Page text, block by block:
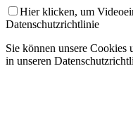
Hier klicken, um
Datenschutzrichtlinie
Sie können unsere Cookies
in unseren